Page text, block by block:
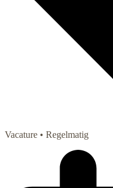
Vacature • Regelmatig